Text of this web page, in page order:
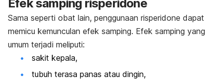
Efek samping risperidone
Sama seperti obat lain, penggunaan risperidone dapat
memicu kemunculan efek samping. Efek samping yang
umum terjadi meliputi:
sakit kepala,
tubuh terasa panas atau dingin,